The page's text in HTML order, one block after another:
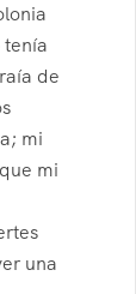
de
mi
mi
una